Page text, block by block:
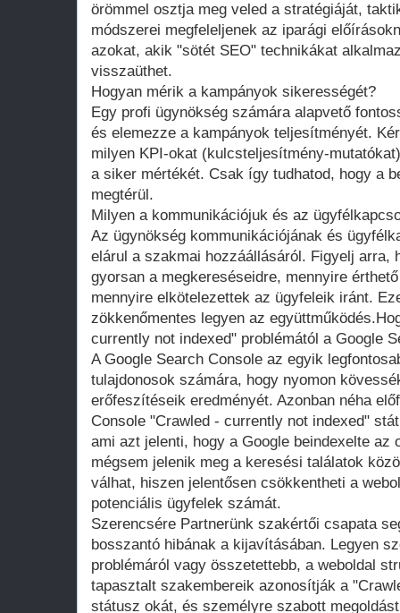
örömmel osztja meg veled a stratégiáját,
módszerei megfeleljenek az iparági
azokat, akik "sötét SEO" technikákat
visszaüthet.
Hogyan mérik a kampányok sikerességét?
Egy profi ügynökség számára alapvető
és elemezze a kampányok teljesítményét.
milyen KPI-okat (kulcsteljesítmény-
a siker mértékét. Csak így tudhatod, hogy a
megtérül.
Milyen a kommunikációjuk és az
Az ügynökség kommunikációjának és
elárul a szakmai hozzáállásáról. Figyelj arra,
gyorsan a megkereséseidre, mennyire
mennyire elkötelezettek az ügyfeleik iránt.
zökkenőmentes legyen az
currently not indexed" problémától a Google
A Google Search Console az egyik
tulajdonosok számára, hogy nyomon
erőfeszítéseik eredményét. Azonban néha
Console "Crawled - currently not indexed"
ami azt jelenti, hogy a Google beindexelte az
mégsem jelenik meg a keresési találatok
válhat, hiszen jelentősen csökkentheti a
potenciális ügyfelek számát.
Szerencsére Partnerünk szakértői csapata
bosszantó hibának a kijavításában. Legyen
problémáról vagy összetettebb, a weboldal
tapasztalt szakembereik azonosítják a
státusz okát, és személyre szabott